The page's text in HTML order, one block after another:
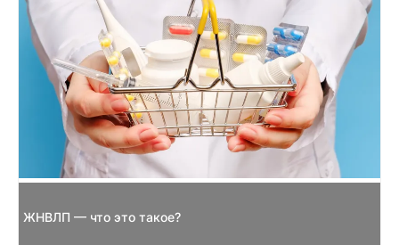
ЖНВЛП — что это такое?